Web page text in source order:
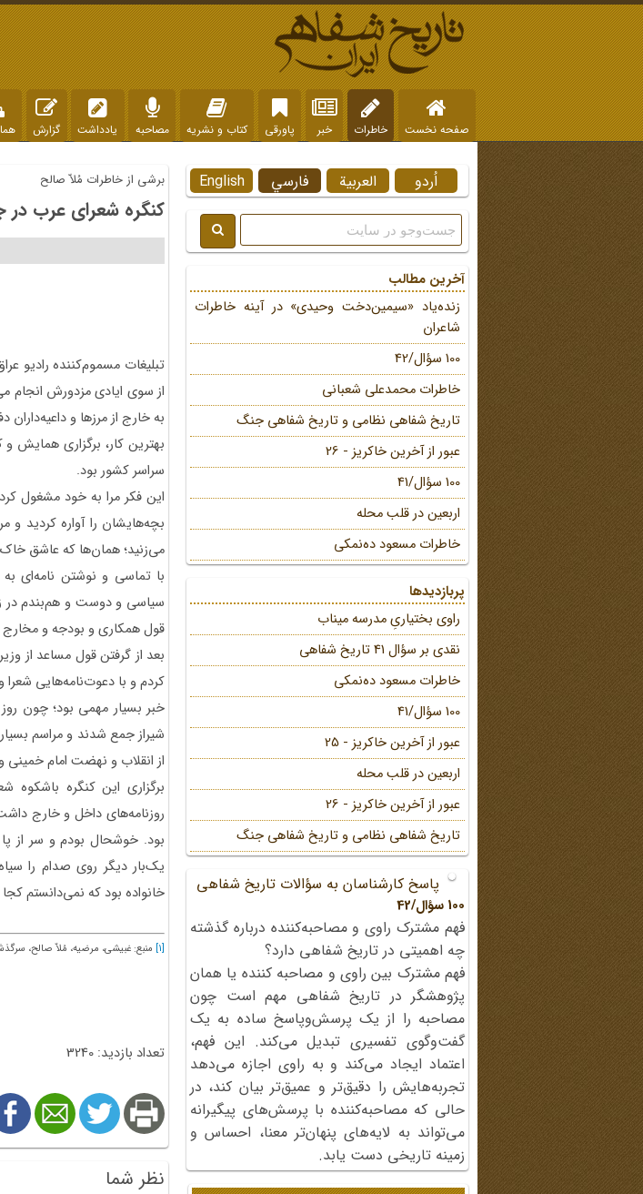
صفحه نخست خاطرات خبر پاورقی کتاب و نشریه مصاحبه یادداشت گزارش
برشی از خاطرات مُلاّ صالح
کنگره‌ شعرای عرب
تبلیغات مسموم‌کننده‌ رادیو
از سوی ایادی مزدورش انجام
به خارج از مرزها و
بهترین کار، برگزاری همایش
سراسر کشور بود.
این فکر مرا به خود مشغول
بچه‌هایشان را آواره کردید و
می‌زنید؛ همان‌ها که عاشق
با تماسی و نوشتن نامه‌ای
سیاسی و دوست و هم‌بندم در
قول همکاری و بودجه و مخارج
بعد از گرفتن قول مساعد از
کردم و با دعوت‌نامه‌هایی
خبر بسیار مهمی بود؛ چون روز
شیراز جمع شدند و مراسم
از انقلاب و نهضت امام
برگزاری این کنگره‌
روزنامه‌های داخل و خارج
بود. خوشحال بودم و سر از
یک‌بار دیگر روی صدام را
خانواده بود که نمی‌دانستم
[1] منبع: غبیشی، مرضیه،‌ مُلاّ صالح، سرگذشت
تعداد بازدید: 3240
نظر شما
English فارسي العربية اُردو
آخرین مطالب
زنده‌یاد «سیمین‌دخت وحیدی» در آینه خاطرات
شاعران
100 سؤال/42
خاطرات محمد‌علی شعبانی
تاریخ شفاهی نظامی و تاریخ شفاهی جنگ
عبور از آخرین خاکریز - 26
100 سؤال/41
اربعین در قلب محله
خاطرات مسعود ده‌نمکی
پربازدیدها
راوی بختیاریِ مدرسه میناب
نقدی بر سؤال 41 تاریخ شفاهی
خاطرات مسعود ده‌نمکی
100 سؤال/41
عبور از آخرین خاکریز - 25
اربعین در قلب محله
عبور از آخرین خاکریز - 26
تاریخ شفاهی نظامی و تاریخ شفاهی جنگ
پاسخ کارشناسان به سؤالات تاریخ شفاهی
100 سؤال/42
فهم مشترک راوی و مصاحبه‌کننده درباره گذشته
چه اهمیتی در تاریخ شفاهی دارد؟
فهم مشترک بین راوی و مصاحبه کننده یا همان
پژوهشگر در تاریخ شفاهی مهم است چون
مصاحبه را از یک پرسش‌وپاسخ ساده به یک
گفت‌وگوی تفسیری تبدیل می‌کند. این فهم،
اعتماد ایجاد می‌کند و به راوی اجازه می‌دهد
تجربه‌هایش را دقیق‌تر و عمیق‌تر بیان کند، در
حالی که مصاحبه‌کننده با پرسش‌های پیگیرانه
می‌تواند به لایه‌های پنهان‌تر معنا، احساس و
زمینه تاریخی دست یابد.